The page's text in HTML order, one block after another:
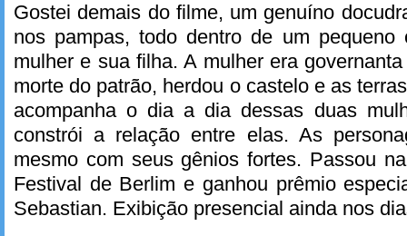
Gostei demais do filme, um genuíno
nos pampas, todo dentro de um pequeno
mulher e sua filha. A mulher era
morte do patrão, herdou o castelo e as
acompanha o dia a dia dessas duas
constrói a relação entre elas. As
mesmo com seus gênios fortes. Passou
Festival de Berlim e ganhou prêmio
Sebastian. Exibição presencial ainda nos